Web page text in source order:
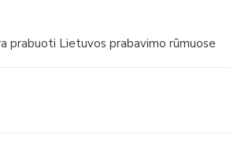
prabuoti Lietuvos prabavimo rūmuose